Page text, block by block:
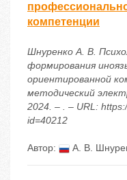
компетенции
Шнуренко А. В.
формирования
ориентированной
методический
2024. – . – URL:
id=40212
Автор: А. В.